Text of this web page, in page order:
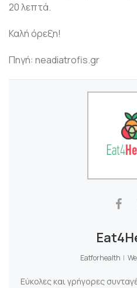
20 λεπτά.
Καλή όρεξη!
Πηγή: neadiatrofis.gr
Eatforhealth |
Εύκολες και γρήγορες